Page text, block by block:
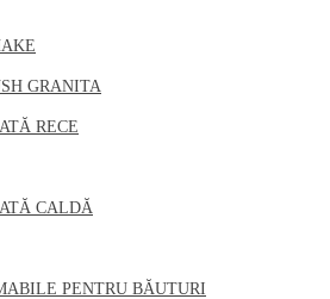
GRANITA
RECE
CALDĂ
PENTRU BĂUTURI